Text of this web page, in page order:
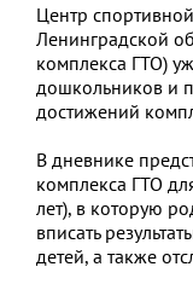
Центр
Ленинградской
комплекса ГТО)
дошкольников и
достижений
В дневнике
комплекса ГТО
лет), в которую
вписать
детей, а также